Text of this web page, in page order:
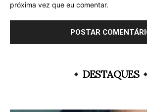
próxima vez que eu comentar.
DESTAQUES